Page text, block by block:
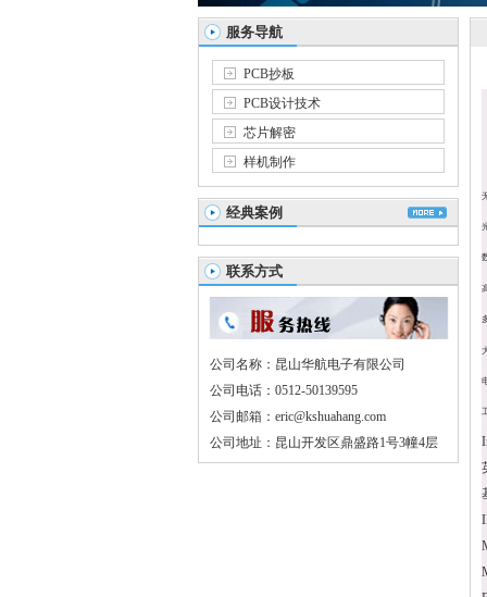
服务导航
PCB抄板
PCB设计技术
芯片解密
样机制作
经典案例
联系方式
公司名称：昆山华航电子有限公司
公司电话：0512-50139595
公司邮箱：eric@kshuahang.com
公司地址：昆山开发区鼎盛路1号3幢4层